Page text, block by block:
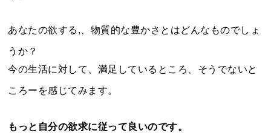
あなたの欲する,、物質的な豊かさとはどんなものでしょ
うか？
今の生活に対して、満足しているところ、そうでないと
ころーを感じてみます。
もっと自分の欲求に従って良いのです。